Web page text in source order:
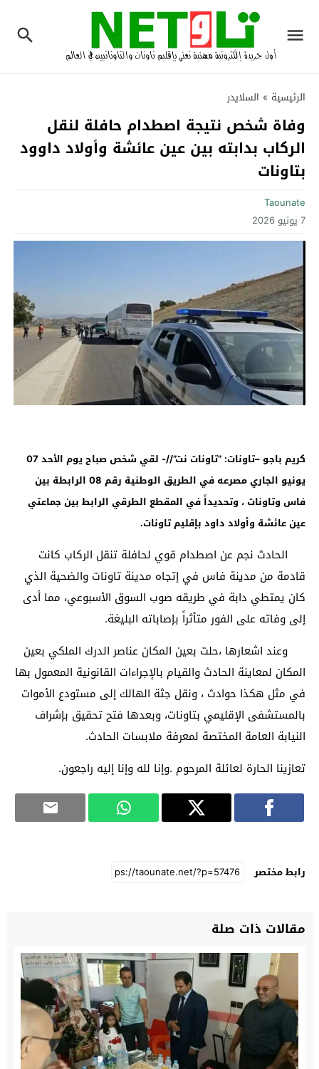
الرئيسية » السلايدر
وفاة شخص نتيجة اصطدام حافلة لنقل
الركاب بدابته بين عين عائشة وأولاد داوود
بتاونات
Taounate
7 يونيو 2026
كريم باجو –تاونات: ”تاونات نت”//- لقي شخص صباح يوم الأحد 07
يونيو الجاري مصرعه في الطريق الوطنية رقم 08 الرابطة بين
فاس وتاونات ، وتحديداً في المقطع الطرقي الرابط بين جماعتي
عين عائشة وأولاد داود بإقليم تاونات.
الحادث نجم عن اصطدام قوي لحافلة تنقل الركاب كانت
قادمة من مدينة فاس في إتجاه مدينة تاونات والضحية الذي
كان يمتطي دابة في طريقه صوب السوق الأسبوعي، مما أدى
إلى وفاته على الفور متأثراً بإصاباته البليغة.
وعند اشعارها ،حلت بعين المكان عناصر الدرك الملكي بعين
المكان لمعاينة الحادث والقيام بالإجراءات القانونية المعمول بها
في مثل هكذا حوادث ، ونقل جثة الهالك إلى مستودع الأموات
بالمستشفى الإقليمي بتاونات، وبعدها فتح تحقيق بإشراف
النيابة العامة المختصة لمعرفة ملابسات الحادث.
تعازينا الحارة لعائلة المرحوم .وإنا لله وإنا إليه راجعون.
رابط مختصر
مقالات ذات صلة